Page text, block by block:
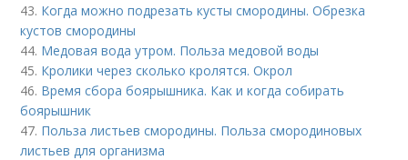
43. Когда можно подрезать кусты смородины. Обрезка
кустов смородины
44. Медовая вода утром. Польза медовой воды
45. Кролики через сколько кролятся. Окрол
46. Время сбора боярышника. Как и когда собирать
боярышник
47. Польза листьев смородины. Польза смородиновых
листьев для организма